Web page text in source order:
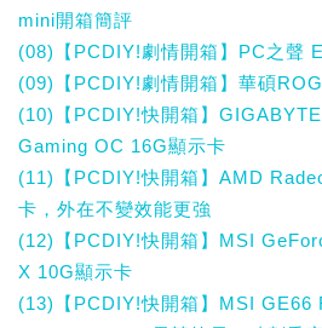
mini開箱簡評
(08)【PCDIY!劇情開箱】PC之聲
(09)【PCDIY!劇情開箱】華碩
(10)【PCDIY!快開箱】
Gaming OC 16G顯示卡
(11)【PCDIY!快開箱】AMD
卡，外在不變效能更強
(12)【PCDIY!快開箱】MSI
X 10G顯示卡
(13)【PCDIY!快開箱】MSI GE66